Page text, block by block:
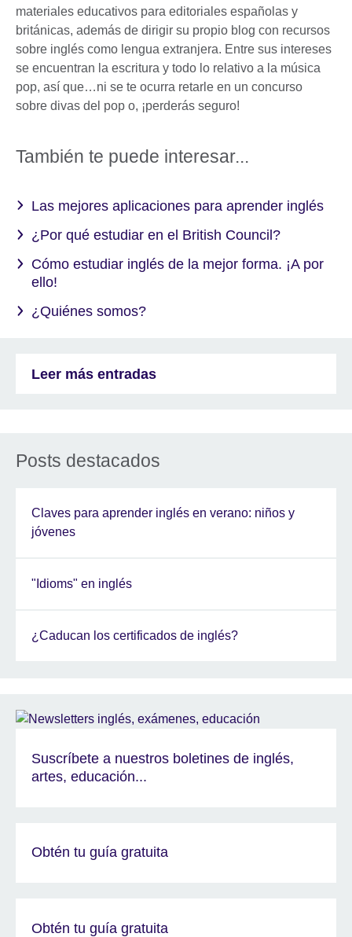
materiales educativos para editoriales españolas y
británicas, además de dirigir su propio blog con recursos
sobre inglés como lengua extranjera. Entre sus intereses
se encuentran la escritura y todo lo relativo a la música
pop, así que…ni se te ocurra retarle en un concurso
sobre divas del pop o, ¡perderás seguro!
También te puede interesar...
Las mejores aplicaciones para aprender inglés
¿Por qué estudiar en el British Council?
Cómo estudiar inglés de la mejor forma. ¡A por
ello!
¿Quiénes somos?
Leer más entradas
Posts destacados
Claves para aprender inglés en verano: niños y
jóvenes
"Idioms" en inglés
¿Caducan los certificados de inglés?
Suscríbete a nuestros boletines de inglés,
artes, educación...
Obtén tu guía gratuita
Obtén tu guía gratuita